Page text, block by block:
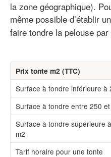
la zone géographique).
même possible d’établir
faire tondre la pelouse
Prix tonte m2 (TTC)
Surface à tondre inférieure à
Surface à tondre entre 250
Surface à tondre supérieure
m2
Tarif horaire pour une tonte